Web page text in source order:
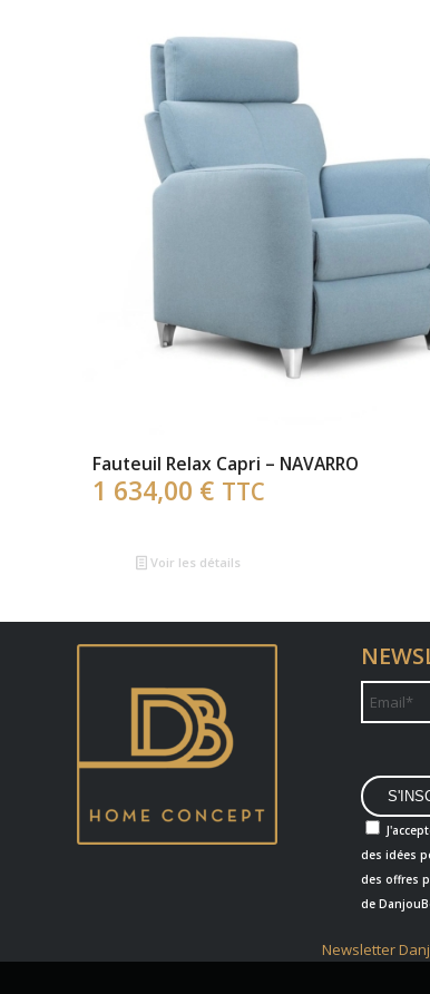
Fauteuil Relax Capri – NAVARRO
1 634,00 € TTC
Voir les détails
des idées
des offres
de
Newsletter